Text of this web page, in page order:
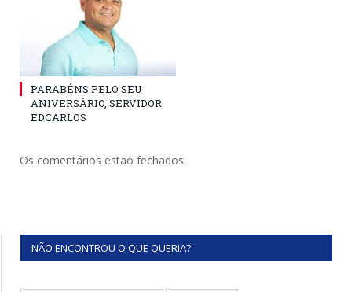
PARABÉNS PELO SEU
ANIVERSÁRIO, SERVIDOR
EDCARLOS
Os comentários estão fechados.
NÃO ENCONTROU O QUE QUERIA?